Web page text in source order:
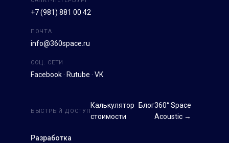
+7 (981) 881 00 42
ПОЧТА
info@360space.ru
СОЦ. СЕТИ
Facebook · Rutube · VK
Разработка
БЫСТРЫЙ ДОСТУП
Калькулятор
стоимости
Блог360° Space
Acoustic →